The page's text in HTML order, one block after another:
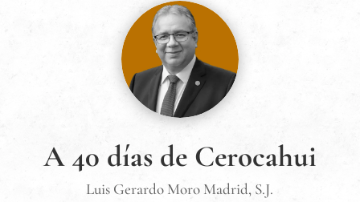
A 40 días de Cerocahui
Luis Gerardo Moro Madrid, S.J.